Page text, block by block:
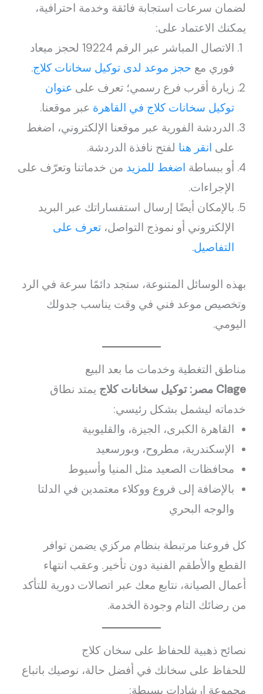
لضمان سرعات استجابة فائقة وخدمة احترافية،
يمكنك الاعتماد على:
الاتصال المباشر عبر الرقم 19224 لحجز ميعاد
فوري مع حجز موعد لدى توكيل سخانات كلاج.
زيارة أقرب فرع رسمي؛ تعرف على عنوان
توكيل سخانات كلاج في القاهرة عبر موقعنا.
الدردشة الفورية عبر موقعنا الإلكتروني، اضغط
على انقر هنا لفتح نافذة الدردشة.
أو ببساطة اضغط للمزيد من خدماتنا وتعرّف على
الإجراءات.
بالإمكان أيضًا إرسال استفساراتك عبر البريد
الإلكتروني أو نموذج التواصل،تعرف على
التفاصيل.
بهذه الوسائل المتنوعة، ستجد دائمًا سرعة في الرد
وتخصيص موعد فني في وقت يناسب جدولك
اليومي.
مناطق التغطية وخدمات ما بعد البيع
Clage مصر: توكيل سخانات كلاج
يمتد نطاق
خدماته ليشمل بشكل رئيسي:
القاهرة الكبرى، الجيزة، والقليوبية
الإسكندرية، مطروح، وبورسعيد
محافظات الصعيد مثل المنيا وأسيوط
بالإضافة إلى فروع ووكلاء معتمدين في الدلتا
والوجه البحري
كل فروعنا مرتبطة بنظام مركزي يضمن توافر
القطع والأطقم الفنية دون تأخير. وعقب انتهاء
أعمال الصيانة، نتابع معك عبر اتصالات دورية للتأكد
من رضائك التام وجودة الخدمة.
نصائح ذهبية للحفاظ على سخان كلاج
للحفاظ على سخانك في أفضل حالة، نوصيك باتباع
مجموعة إرشادات بسيطة: